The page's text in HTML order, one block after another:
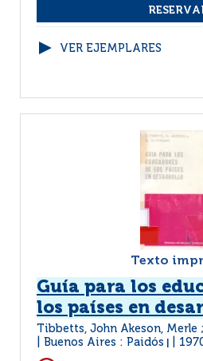
VER EJEMPLARES
Texto
Guía para los
los países en
Tibbetts, John Akeson,
Buenos Aires : Paidós